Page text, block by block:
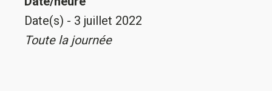
Date(s) - 3 juillet 2022
Toute la journée